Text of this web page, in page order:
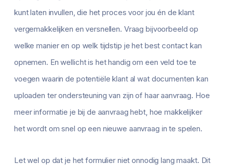
kunt laten invullen, die het proces voor jou én de klant
vergemakkelijken en versnellen. Vraag bijvoorbeeld op
welke manier en op welk tijdstip je het best contact kan
opnemen. En wellicht is het handig om een veld toe te
voegen waarin de potentiële klant al wat documenten kan
uploaden ter ondersteuning van zijn of haar aanvraag. Hoe
meer informatie je bij de aanvraag hebt, hoe makkelijker
het wordt om snel op een nieuwe aanvraag in te spelen.
Let wel op dat je het formulier niet onnodig lang maakt. Dit